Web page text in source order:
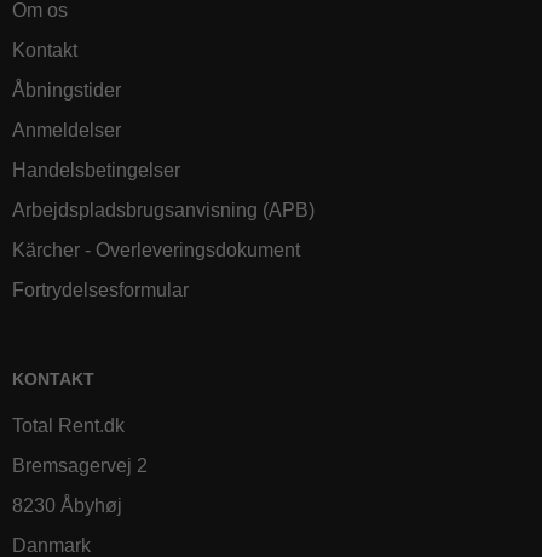
Om os
Kontakt
Åbningstider
Anmeldelser
Handelsbetingelser
Arbejdspladsbrugsanvisning (APB)
Kärcher - Overleveringsdokument
Fortrydelsesformular
KONTAKT
Total Rent.dk
Bremsagervej 2
8230 Åbyhøj
Danmark